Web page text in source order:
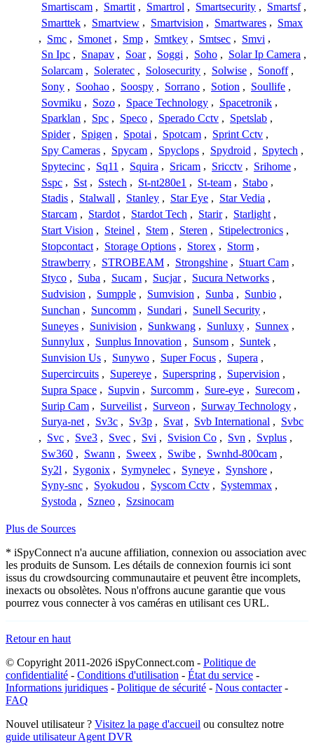
Smartiscam , Smartit , Smartrol , Smartsecurity , Smartsf ,
Smarttek , Smartview , Smartvision , Smartwares , Smax
, Smc , Smonet , Smp , Smtkey , Smtsec , Smvi ,
Sn Ipc , Snapav , Soar , Soggi , Soho , Solar Ip Camera ,
Solarcam , Soleratec , Solosecurity , Solwise , Sonoff ,
Sony , Soohao , Soospy , Sorrano , Sotion , Soullife ,
Sovmiku , Sozo , Space Technology , Spacetronik ,
Sparklan , Spc , Speco , Sperado Cctv , Spetslab ,
Spider , Spigen , Spotai , Spotcam , Sprint Cctv ,
Spy Cameras , Spycam , Spyclops , Spydroid , Spytech ,
Spytecinc , Sq11 , Squira , Sricam , Sricctv , Srihome ,
Sspc , Sst , Sstech , St-nt280e1 , St-team , Stabo ,
Stadis , Stalwall , Stanley , Star Eye , Star Vedia ,
Starcam , Stardot , Stardot Tech , Starir , Starlight ,
Start Vision , Steinel , Stem , Steren , Stipelectronics ,
Stopcontact , Storage Options , Storex , Storm ,
Strawberry , STROBEAM , Strongshine , Stuart Cam ,
Styco , Suba , Sucam , Sucjar , Sucura Networks ,
Sudvision , Sumpple , Sumvision , Sunba , Sunbio ,
Sunchan , Suncomm , Sundari , Sunell Security ,
Suneyes , Sunivision , Sunkwang , Sunluxy , Sunnex ,
Sunnylux , Sunplus Innovation , Sunsom , Suntek ,
Sunvision Us , Sunywo , Super Focus , Supera ,
Supercircuits , Supereye , Superspring , Supervision ,
Supra Space , Supvin , Surcomm , Sure-eye , Surecom ,
Surip Cam , Surveilist , Surveon , Surway Technology ,
Surya-net , Sv3c , Sv3p , Svat , Svb International , Svbc
, Svc , Sve3 , Svec , Svi , Svision Co , Svn , Svplus ,
Sw360 , Swann , Sweex , Swibe , Swnhd-800cam ,
Sy2l , Sygonix , Symynelec , Syneye , Synshore ,
Syny-snc , Syokudou , Syscom Cctv , Systemmax ,
Systoda , Szneo , Szsinocam
Plus de Sources
* iSpyConnect n'a aucune affiliation, connexion ou association avec
les produits de Sunsom. Les détails de connexion fournis ici sont
issus du crowdsourcing communautaire et peuvent être incomplets,
inexacts ou obsolètes. Nous n'offrons aucune garantie que vous
pourrez vous connecter à vos caméras en utilisant ces URL.
Retour en haut
© Copyright 2011-2026 iSpyConnect.com - Politique de
confidentialité - Conditions d'utilisation - État du service -
Informations juridiques - Politique de sécurité - Nous contacter-
FAQ
Nouvel utilisateur ? Visitez la page d'accueil ou consultez notre
guide utilisateur Agent DVR